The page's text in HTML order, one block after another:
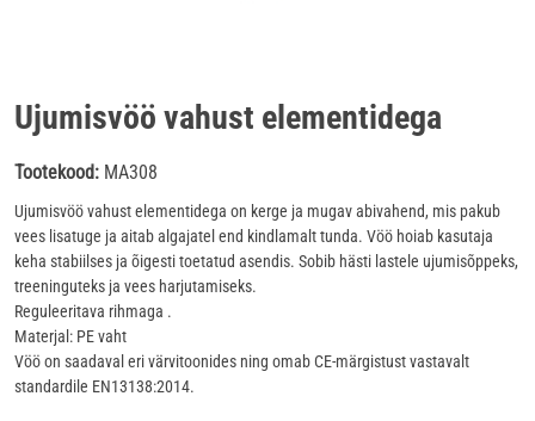
Ujumisvöö vahust elementidega
Tootekood: MA308
Ujumisvöö vahust elementidega on kerge ja mugav abivahend, mis pakub
vees lisatuge ja aitab algajatel end kindlamalt tunda. Vöö hoiab kasutaja
keha stabiilses ja õigesti toetatud asendis. Sobib hästi lastele ujumisõppeks,
treeninguteks ja vees harjutamiseks.
Reguleeritava rihmaga .
Materjal: PE vaht
Vöö on saadaval eri värvitoonides ning omab CE-märgistust vastavalt
standardile EN13138:2014.